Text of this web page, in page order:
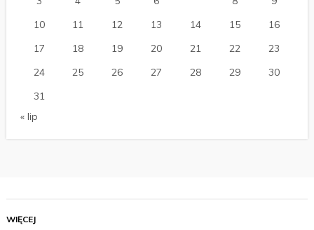
10
11 12 13 14 15
16
17
18 19 20 21 22
23
24
25 26 27 28 29
30
31
« lip
WIĘCEJ